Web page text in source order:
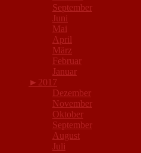
September
Juni
Mai
April
März
Februar
Januar
► 2017
Dezember
November
Oktober
September
August
Juli